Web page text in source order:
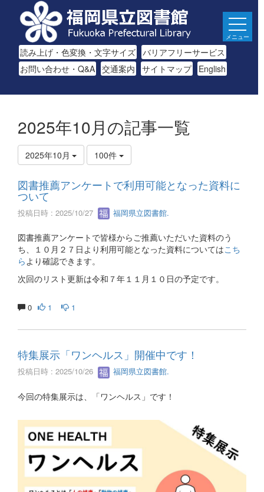
読み上げ・色変換・文字サイズ バリアフリーサービス
お問い合わせ・Q&A 交通案内 サイトマップ English
メニュー
2025年10月の記事一覧
2025年10月 100件
図書推薦アンケートで利用可能となった資料に
ついて
投稿日時 : 2025/10/27 福岡県立図書館.
図書推薦アンケートで皆様からご推薦いただいた資料のう
ち、１０月２７日より利用可能となった資料についてはこち
らより確認できます。
次回のリスト更新は令和７年１１月１０日の予定です。
0 1 1
特集展示「ワンヘルス」開催中です！
投稿日時 : 2025/10/26 福岡県立図書館.
今回の特集展示は、「ワンヘルス」です！